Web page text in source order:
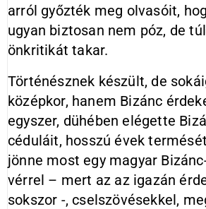
arról győzték meg olvasóit,
ugyan biztosan nem póz, de
önkritikát takar.
Történésznek készült, de
középkor, hanem Bizánc
egyszer, dühében elégette
céduláit, hosszú évek
jönne most egy magyar
vérrel – mert az az igazán
sokszor -, cselszövésekkel,